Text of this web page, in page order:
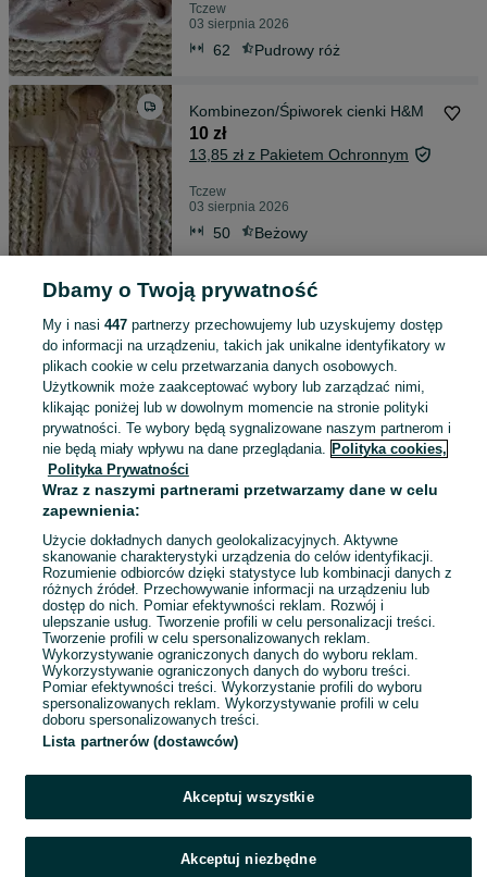
Tczew
03 sierpnia 2026
62 Pudrowy róż
Kombinezon/Śpiworek cienki H&M
10 zł
13,85 zł z Pakietem Ochronnym
Tczew
03 sierpnia 2026
50 Beżowy
Zestaw dla chłopca 6-9 m-ca
24,20 zł z Pakietem Ochronnym
Tczew
28 lipca 2026
74
30 zł
Tczew
28 lipca 2026
56
1 2 3 ... 6
Dbamy o Twoją prywatność
My i nasi 447partnerzy przechowujemy lub uzyskujemy dostęp
do informacji na urządzeniu, takich jak unikalne identyfikatory w
plikach cookie w celu przetwarzania danych osobowych.
Użytkownik może zaakceptować wybory lub zarządzać nimi,
klikając poniżej lub w dowolnym momencie na stronie polityki
prywatności. Te wybory będą sygnalizowane naszym partnerom i
nie będą miały wpływu na dane przeglądania. Polityka cookies,
Polityka Prywatności
Wraz z naszymi partnerami przetwarzamy dane w celu
zapewnienia:
Użycie dokładnych danych geolokalizacyjnych. Aktywne
skanowanie charakterystyki urządzenia do celów identyfikacji.
Rozumienie odbiorców dzięki statystyce lub kombinacji danych z
różnych źródeł. Przechowywanie informacji na urządzeniu lub
dostęp do nich. Pomiar efektywności reklam. Rozwój i
ulepszanie usług. Tworzenie profili w celu personalizacji treści.
Tworzenie profili w celu spersonalizowanych reklam.
Wykorzystywanie ograniczonych danych do wyboru reklam.
Wykorzystywanie ograniczonych danych do wyboru treści.
Pomiar efektywności treści. Wykorzystanie profili do wyboru
spersonalizowanych reklam. Wykorzystywanie profili w celu
doboru spersonalizowanych treści.
Lista partnerów (dostawców)
Akceptuj wszystkie
Akceptuj niezbędne